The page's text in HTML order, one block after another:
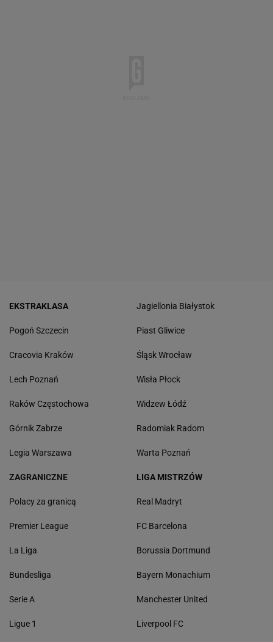
EKSTRAKLASA
Pogoń Szczecin
Cracovia Kraków
Lech Poznań
Raków Częstochowa
Górnik Zabrze
Legia Warszawa
Jagiellonia Białystok
Piast Gliwice
Śląsk Wrocław
Wisła Płock
Widzew Łódź
Radomiak Radom
Warta Poznań
ZAGRANICZNE
Polacy za granicą
Premier League
La Liga
Bundesliga
Serie A
Ligue 1
LIGA MISTRZÓW
Real Madryt
FC Barcelona
Borussia Dortmund
Bayern Monachium
Manchester United
Liverpool FC